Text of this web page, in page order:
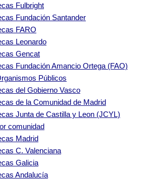
Fulbright
Fundación Santander
FARO
Leonardo
Gencat
Fundación Amancio Ortega (FAO)
Públicos
del Gobierno Vasco
de la Comunidad de Madrid
Junta de Castilla y Leon (JCYL)
comunidad
Madrid
C. Valenciana
Galicia
Andalucía